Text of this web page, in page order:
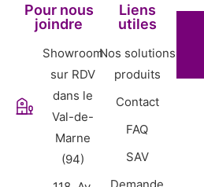
Pour nous
joindre
Showroom
sur RDV
dans le
Val-de-
Marne
(94)
Liens
utiles
Nos solutions
produits
Contact
FAQ
SAV